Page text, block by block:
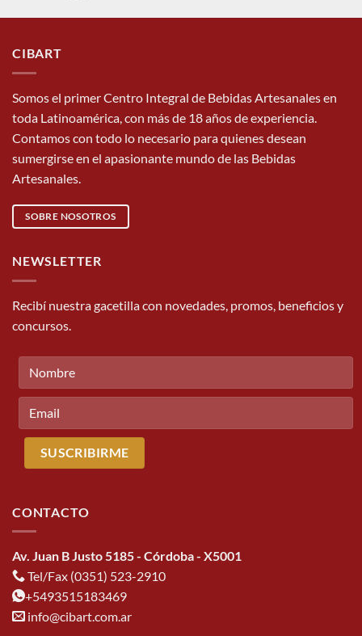
CIBART
Somos el primer Centro Integral de Bebidas Artesanales en
toda Latinoamérica, con más de 18 años de experiencia.
Contamos con todo lo necesario para quienes desean
sumergirse en el apasionante mundo de las Bebidas
Artesanales.
SOBRE NOSOTROS
NEWSLETTER
Recibí nuestra gacetilla con novedades, promos, beneficios y
concursos.
CONTACTO
Av. Juan B Justo 5185 - Córdoba - X5001
Tel/Fax (0351) 523-2910
+5493515183469
info@cibart.com.ar